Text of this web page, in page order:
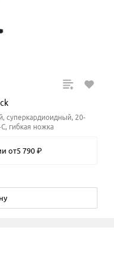
суперкардиоидный, 20-
гибкая ножка
от5 790 ₽